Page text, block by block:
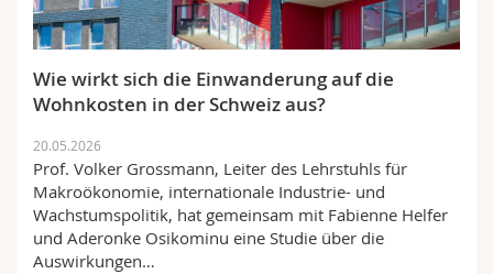
Wie wirkt sich die Einwanderung auf die
Wohnkosten in der Schweiz aus?
20.05.2026
Prof. Volker Grossmann, Leiter des Lehrstuhls für
Makroökonomie, internationale Industrie- und
Wachstumspolitik, hat gemeinsam mit Fabienne Helfer
und Aderonke Osikominu eine Studie über die
Auswirkungen…